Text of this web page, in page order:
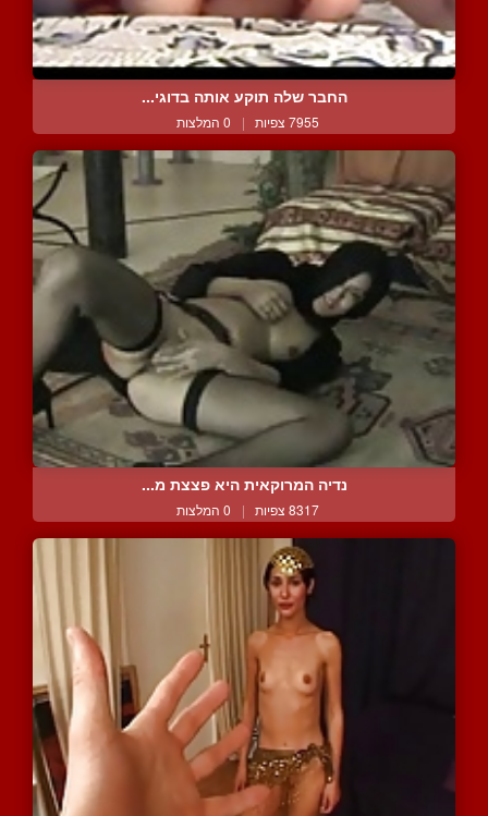
החבר שלה תוקע אותה בדוגי...
7955 צפיות | 0 המלצות
נדיה המרוקאית היא פצצת מ...
8317 צפיות | 0 המלצות